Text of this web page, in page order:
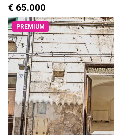
€ 65.000
PREMIUM